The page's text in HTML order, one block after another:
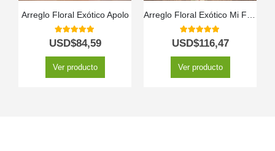
Arreglo Floral Exótico Apolo
5.00 out of 5
USD$84,59
Ver producto
5.00out of 5
USD$116,47
Ver producto